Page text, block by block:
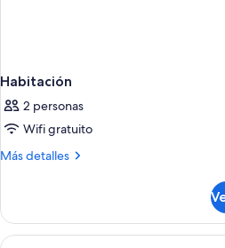
Habitación
2 personas
Wifi gratuito
Más detalles
Más